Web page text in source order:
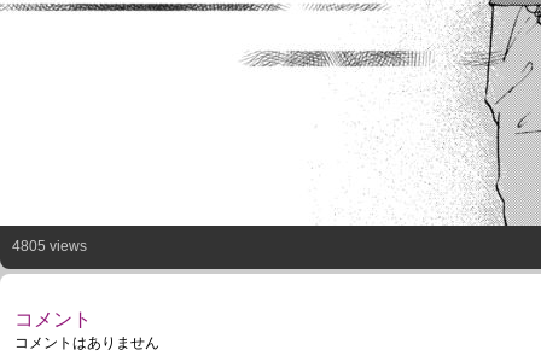
4805 views
コメント
コメントはありません